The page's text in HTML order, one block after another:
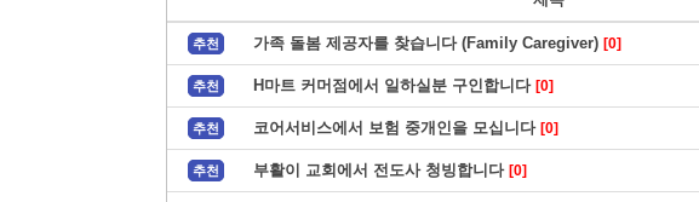
추천 가족 돌봄 제공자를 찾습니다 (Family Caregiver) [0]
추천 H마트 커머점에서 일하실분 구인합니다 [0]
추천 코어서비스에서 보험 중개인을 모십니다 [0]
추천 부활이 교회에서 전도사 청빙합니다 [0]